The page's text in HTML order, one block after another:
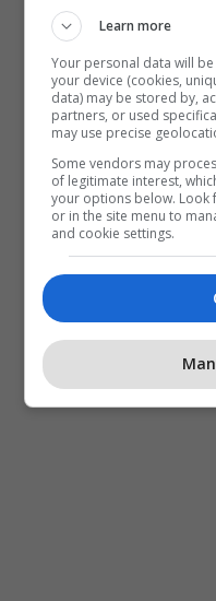
Learn more
Your personal data will
your device (cookies,
data) may be stored by,
partners, or used
may use precise
Some vendors may
of legitimate interest,
your options below. Look
or in the site menu to
and cookie settings.